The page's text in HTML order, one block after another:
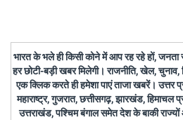
भारत के भले ही किसी कोने में आप रह रहे हों, जनता
हर छोटी-बड़ी खबर मिलेगी। राजनीति, खेल,
एक क्लिक करते ही हमेशा पाएं ताजा खबरें। उत्तर
महाराष्ट्र, गुजरात, छत्तीसगढ़, झारखंड, हिमाचल
उत्तराखंड, पश्चिम बंगाल समेत देश के बाकी राज्यों